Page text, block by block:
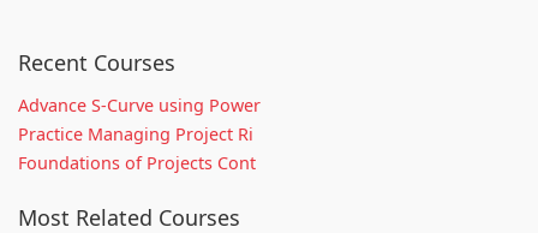
Recent Courses
Advance S-Curve using Power
Practice Managing Project Ri
Foundations of Projects Cont
Most Related Courses